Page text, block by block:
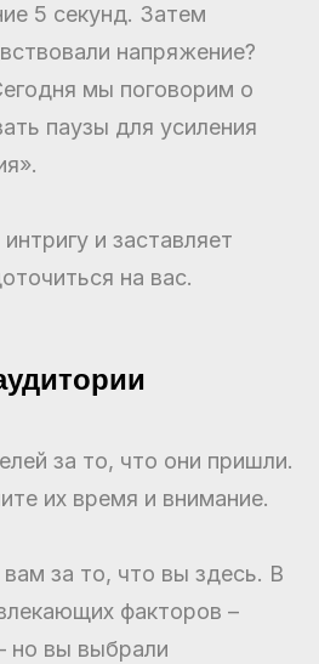
5 секунд. Затем
напряжение?
мы поговорим о
паузы для усиления
и заставляет
на вас.
за то, что они пришли.
их время и внимание.
за то, что вы здесь. В
факторов –
но вы выбрали